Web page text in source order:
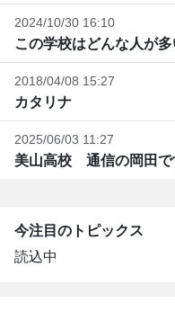
2024/10/30 16:10
この学校はどんな人が
2018/04/08 15:27
カタリナ
2025/06/03 11:27
美山高校 通信の岡田で
今注目のトピックス
読込中